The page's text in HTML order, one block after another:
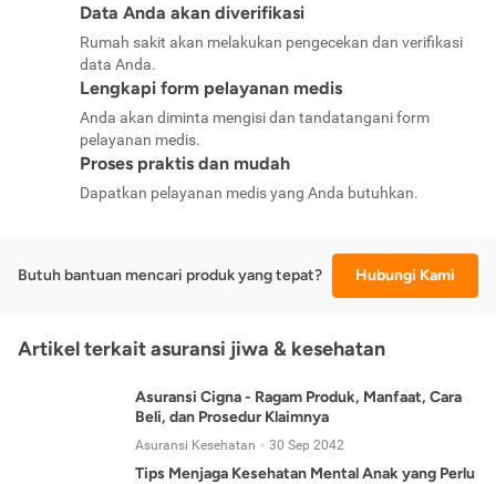
Data Anda akan diverifikasi
Rumah sakit akan melakukan pengecekan dan verifikasi
data Anda.
Lengkapi form pelayanan medis
Anda akan diminta mengisi dan tandatangani form
pelayanan medis.
Proses praktis dan mudah
Dapatkan pelayanan medis yang Anda butuhkan.
Butuh bantuan mencari produk yang tepat? Hubungi Kami
Artikel terkait asuransi jiwa & kesehatan
Asuransi Cigna - Ragam Produk, Manfaat, Cara
Beli, dan Prosedur Klaimnya
Asuransi Kesehatan 30 Sep 2042
Tips Menjaga Kesehatan Mental Anak yang Perlu